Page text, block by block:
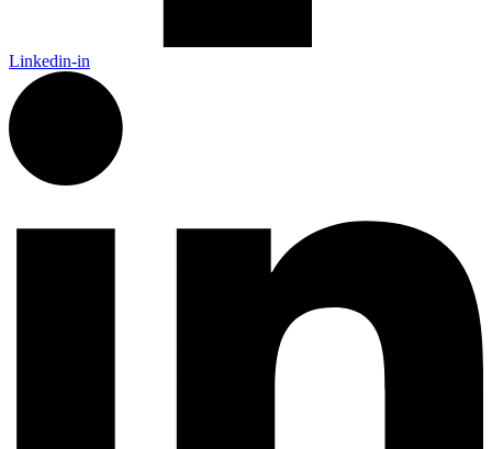
Linkedin-in